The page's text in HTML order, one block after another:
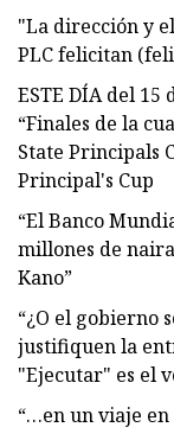
"La dirección y
PLC felicitan
ESTE DÍA del
“Finales de la
State Principals
Principal's Cup
“El Banco
millones de
Kano”
“¿O el gobierno
justifiquen la
"Ejecutar" es el
“…en un viaje